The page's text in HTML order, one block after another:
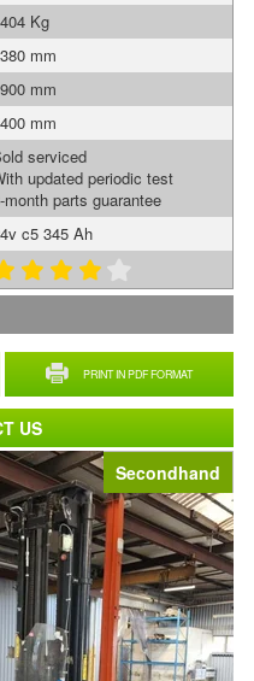
Secondhand
PRINT IN PDF FORMAT
Kg
mm
mm
mm
serviced
updated periodic test
month parts guarantee
c5 345 Ah
US